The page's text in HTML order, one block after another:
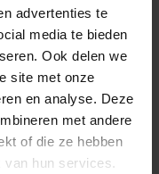
advertenties te
media te bieden
Ook delen we
site met onze
en analyse. Deze
met andere
of die ze hebben
van hun services.
en vrijdag